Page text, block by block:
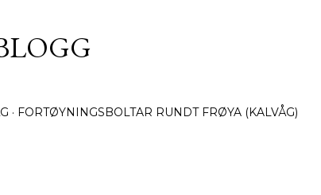
FORTØYNINGSBOLTAR RUNDT FRØYA (KALVÅG)